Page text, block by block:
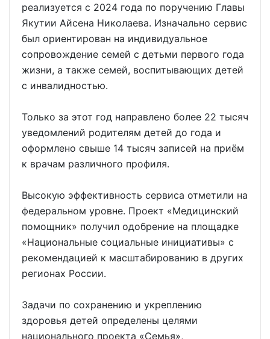
реализуется с 2024 года по поручению Главы
Якутии Айсена Николаева. Изначально сервис
был ориентирован на индивидуальное
сопровождение семей с детьми первого года
жизни, а также семей, воспитывающих детей
с инвалидностью.
Только за этот год направлено более 22 тысяч
уведомлений родителям детей до года и
оформлено свыше 14 тысяч записей на приём
к врачам различного профиля.
Высокую эффективность сервиса отметили на
федеральном уровне. Проект «Медицинский
помощник» получил одобрение на площадке
«Национальные социальные инициативы» с
рекомендацией к масштабированию в других
регионах России.
Задачи по сохранению и укреплению
здоровья детей определены целями
национального проекта «Семья»,